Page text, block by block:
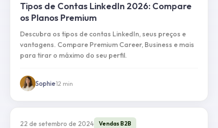
Tipos de Contas LinkedIn 2026: Compare
os Planos Premium
Descubra os tipos de contas LinkedIn, seus preços e
vantagens. Compare Premium Career, Business e mais
para tirar o máximo do seu perfil.
Sophie·12 min
22 de setembro de 2024 Vendas B2B